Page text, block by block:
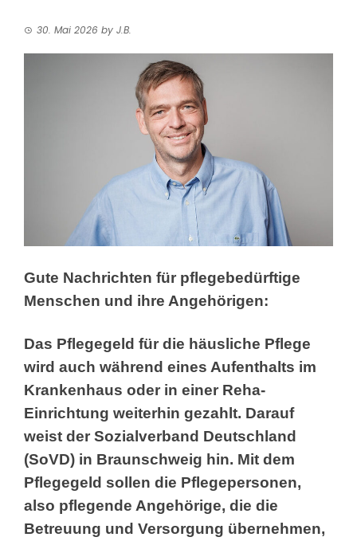
30. Mai 2026 by J.B.
Gute Nachrichten für pflegebedürftige
Menschen und ihre Angehörigen:
Das Pflegegeld für die häusliche Pflege
wird auch während eines Aufenthalts im
Krankenhaus oder in einer Reha-
Einrichtung weiterhin gezahlt. Darauf
weist der Sozialverband Deutschland
(SoVD) in Braunschweig hin. Mit dem
Pflegegeld sollen die Pflegepersonen,
also pflegende Angehörige, die die
Betreuung und Versorgung übernehmen,